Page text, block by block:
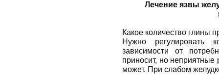
Лечение язвы
Какое количество глины
Нужно регулировать
зависимости от
приносит, но неприятные
может. При слабом